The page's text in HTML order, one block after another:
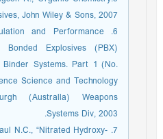
John Wiley & Sons, 2007.
and Performance
Explosives (PBX)
Binder Systems. Part 1 (No.
Science and Technology
(Australla) Weapons
Systems Div, 2003.
N.C., “Nitrated Hydroxy-